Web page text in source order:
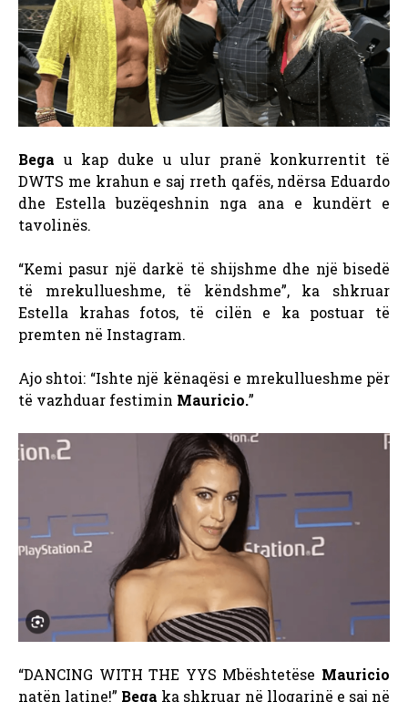
Bega u kap duke u ulur pranë konkurrentit të
DWTS me krahun e saj rreth qafës, ndërsa Eduardo
dhe Estella buzëqeshnin nga ana e kundërt e
tavolinës.
“Kemi pasur një darkë të shijshme dhe një bisedë
të mrekullueshme, të këndshme”, ka shkruar
Estella krahas fotos, të cilën e ka postuar të
premten në Instagram.
Ajo shtoi: “Ishte një kënaqësi e mrekullueshme për
të vazhduar festimin Mauricio.”
“DANCING WITH THE YYS Mbështetëse Mauricio
natën latine!” Bega ka shkruar në llogarinë e saj në